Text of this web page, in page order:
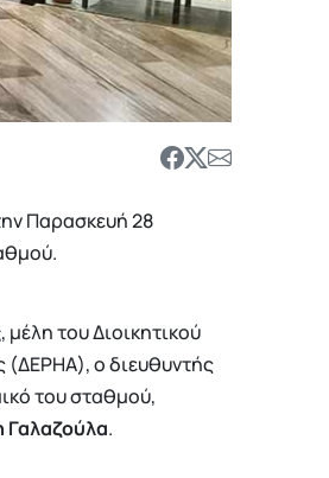
Παρασκευή 28
, μέλη του Διοικητικού
(ΔΕΡΗΑ), ο διευθυντής
του σταθμού,
Γαλαζούλα.